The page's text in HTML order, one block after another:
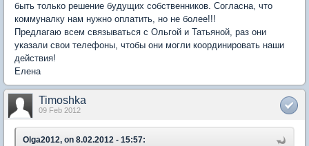
быть только решение будущих собственников. Согласна, что
коммуналку нам нужно оплатить, но не более!!!
Предлагаю всем связываться с Ольгой и Татьяной, раз они
указали свои телефоны, чтобы они могли координировать наши
действия!
Елена
Timoshka
09 Feb 2012
Olga2012, on 8.02.2012 - 15:57: